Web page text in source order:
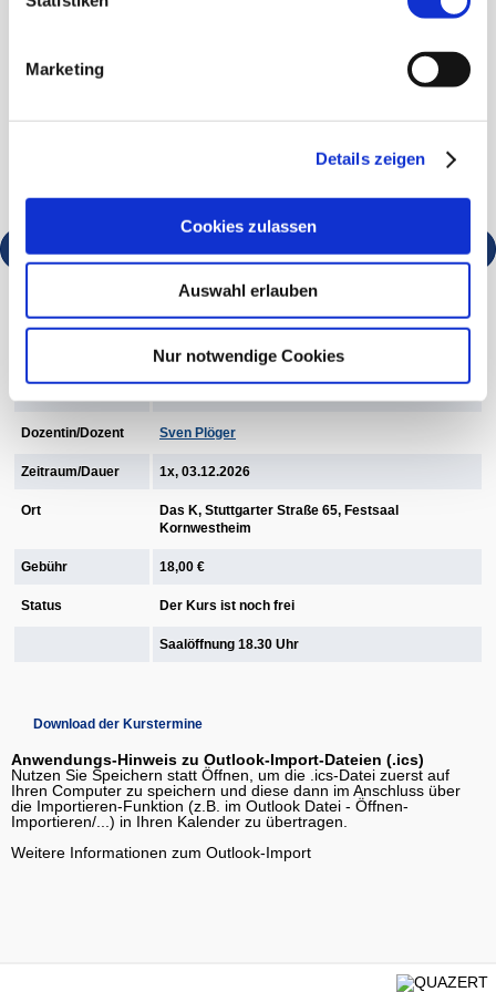
Marketing
Details zeigen
Cookies zulassen
Auswahl erlauben
Nur notwendige Cookies
Kornwestheim, Das K
Beginn 03.12.2026, 19:30 - 21:30 Uhr
Dozentin/Dozent Sven Plöger
Zeitraum/Dauer 1x, 03.12.2026
Ort
Das K, Stuttgarter Straße 65, Festsaal
Kornwestheim
Gebühr 18,00 €
Status Der Kurs ist noch frei
Saalöffnung 18.30 Uhr
Download der Kurstermine
Anwendungs-Hinweis zu Outlook-Import-Dateien (.ics)
Nutzen Sie Speichern statt Öffnen, um die .ics-Datei zuerst auf
Ihren Computer zu speichern und diese dann im Anschluss über
die Importieren-Funktion (z.B. im Outlook Datei - Öffnen-
Importieren/...) in Ihren Kalender zu übertragen.
Weitere Informationen zum Outlook-Import